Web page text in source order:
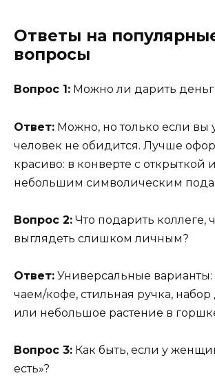
Ответы на
вопросы
Вопрос 1: Можно ли дарить
Ответ: Можно, но только если вы
человек не обидится. Лучше
красиво: в конверте с открыткой
небольшим символическим
Вопрос 2: Что подарить коллеге,
выглядеть слишком личным?
Ответ: Универсальные варианты:
чаем/кофе, стильная ручка,
или небольшое растение в
Вопрос 3: Как быть, если у
есть»?